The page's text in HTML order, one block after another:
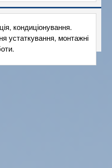
кондиціонування.
устаткування, монтажні